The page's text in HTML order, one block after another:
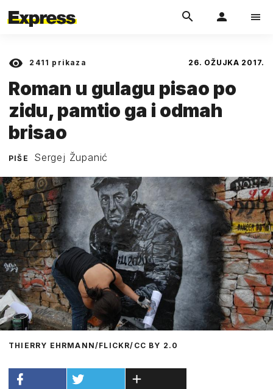
2411 prikaza 26. OŽUJKA 2017.
Roman u gulagu pisao po
zidu, pamtio ga i odmah
brisao
PIŠE Sergej Županić
THIERRY EHRMANN/FLICKR/CC BY 2.0